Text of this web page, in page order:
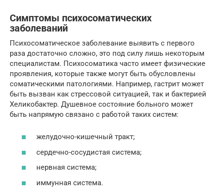
Симптомы психосоматических
заболеваний
Психосоматическое заболевание выявить с первого
раза достаточно сложно, это под силу лишь некоторым
специалистам. Психосоматика часто имеет физические
проявления, которые также могут быть обусловлены
соматическими патологиями. Например, гастрит может
быть вызван как стрессовой ситуацией, так и бактерией
Хеликобактер. Душевное состояние больного может
быть напрямую связано с работой таких систем:
желудочно-кишечный тракт;
сердечно-сосудистая система;
нервная система;
иммунная система.